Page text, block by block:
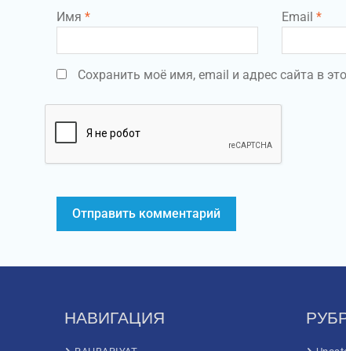
Имя * Email *
Сохранить моё имя, email и адрес сайта в
НАВИГАЦИЯ